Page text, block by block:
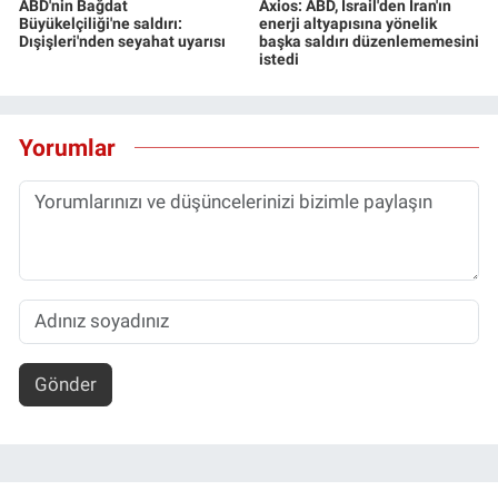
ABD'nin Bağdat
Büyükelçiliği'ne saldırı:
Dışişleri'nden seyahat uyarısı
Axios: ABD, İsrail'den İran'ın
enerji altyapısına yönelik
başka saldırı düzenlememesini
istedi
Yorumlar
Gönder